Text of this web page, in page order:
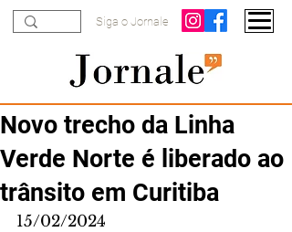
Siga o Jornale
Novo trecho da Linha
Verde Norte é liberado ao
trânsito em Curitiba
15/02/2024